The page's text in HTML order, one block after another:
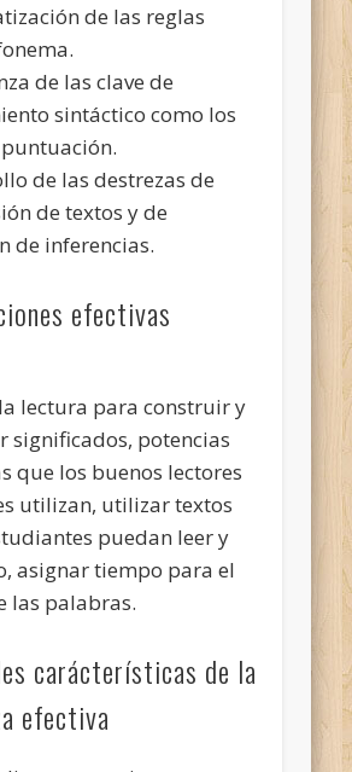
de las reglas
de las clave de
sintáctico como los
de las destrezas de
de textos y de
de inferencias.
efectivas
lectura para construir y
significados, potencias
que los buenos lectores
utilizan, utilizar textos
puedan leer y
asignar tiempo para el
las palabras.
carácterísticas de la
efectiva